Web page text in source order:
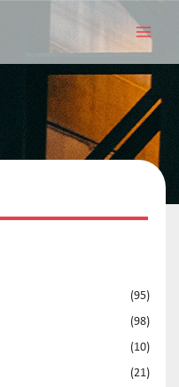
(95)
(98)
(10)
(21)